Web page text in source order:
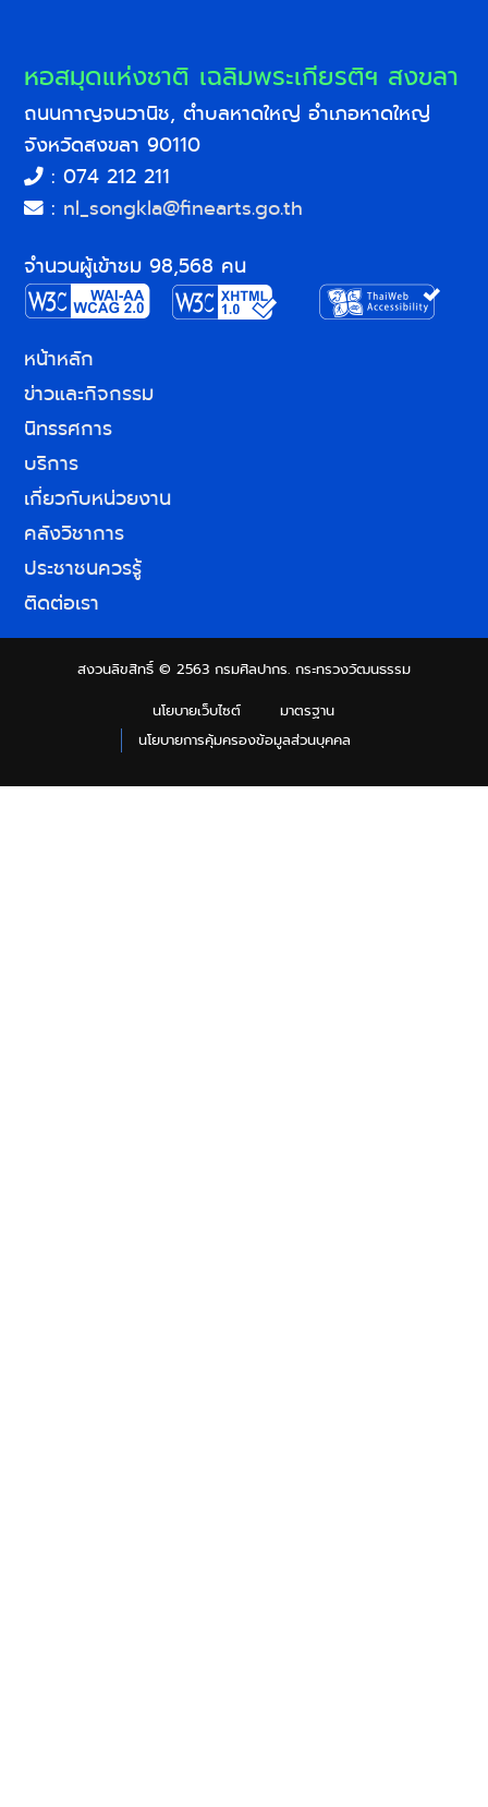
หอสมุดแห่งชาติ เฉลิมพระเกียรติฯ สงขลา
ถนนกาญจนวานิช, ตำบลหาดใหญ่ อำเภอหาดใหญ่
จังหวัดสงขลา 90110
: 074 212 211
: nl_songkla@finearts.go.th
จำนวนผู้เข้าชม 98,568 คน
หน้าหลัก
ข่าวและกิจกรรม
นิทรรศการ
บริการ
เกี่ยวกับหน่วยงาน
คลังวิชาการ
ประชาชนควรรู้
ติดต่อเรา
สงวนลิขสิทธิ์ © 2563 กรมศิลปากร. กระทรวงวัฒนธรรม
นโยบายเว็บไซต์
มาตรฐาน
นโยบายการคุ้มครองข้อมูลส่วนบุคคล